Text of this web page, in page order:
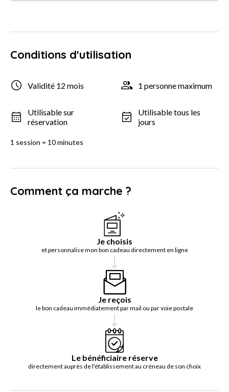
Conditions d'utilisation
Validité 12 mois 1 personne maximum
Utilisable sur
réservation
Utilisable tous les
jours
1 session = 10 minutes
Comment ça marche ?
Je choisis
et personnalise mon bon cadeau directement en ligne
Je reçois
le bon cadeau immédiatement par mail ou par voie postale
Le bénéficiaire réserve
directement auprès de l'établissement au créneau de son choix